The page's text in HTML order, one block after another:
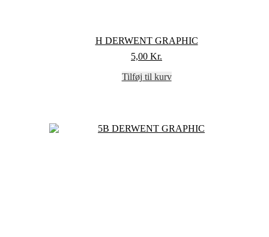
H DERWENT GRAPHIC
5,00 Kr.
Tilføj til kurv